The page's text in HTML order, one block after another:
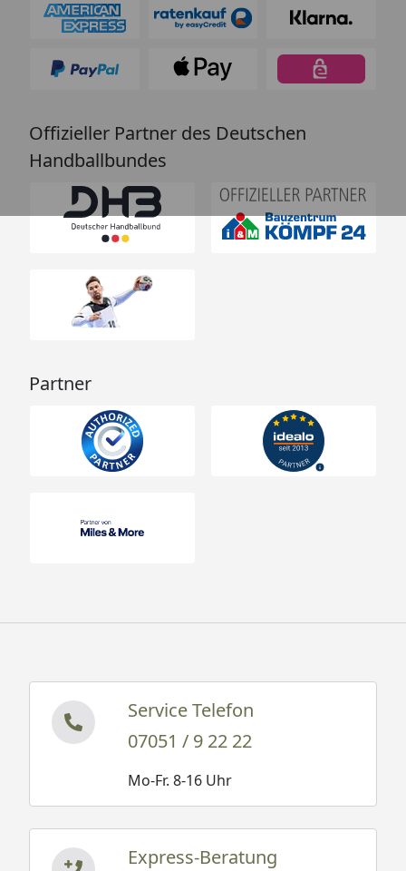
Offizieller Partner des Deutschen
Handballbundes
Partner
Service Telefon
07051 / 9 22 22
Mo-Fr. 8-16 Uhr
Express-Beratung